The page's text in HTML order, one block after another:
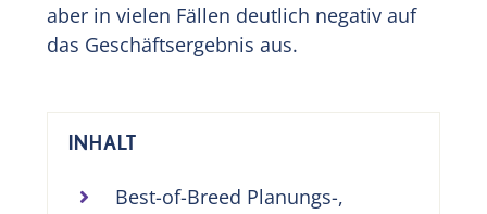
aber in vielen Fällen deutlich negativ auf
das Geschäftsergebnis aus.
INHALT
Best-of-Breed Planungs-,